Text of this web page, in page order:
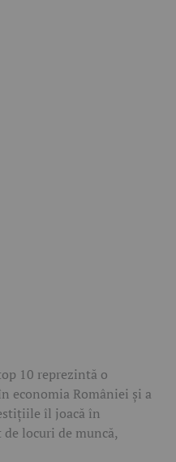
10 reprezintă o
economia României și a
îl joacă în
locuri de muncă,